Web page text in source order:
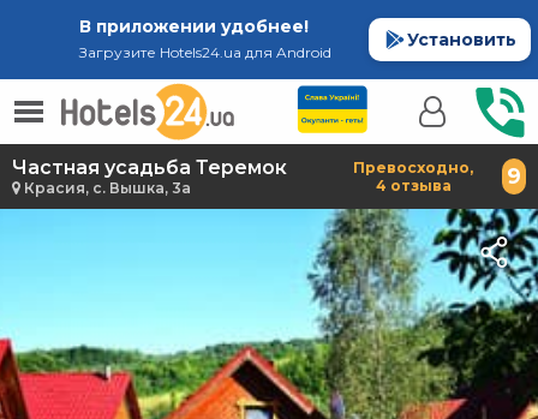
В приложении удобнее!
Загрузите Hotels24.ua для Android
Установить
Частная усадьба Теремок
Красия, с. Вышка, 3а
Превосходно, 9
4 отзыва